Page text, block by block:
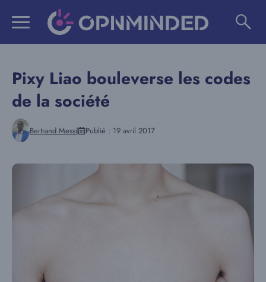
Pixy Liao bouleverse les codes
de la société
Bertrand Messi Publié : 19 avril 2017